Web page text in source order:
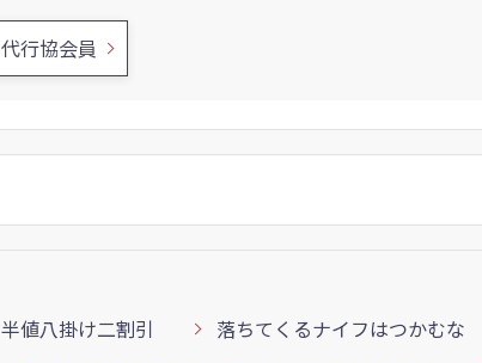
代行協会員
半値八掛け二割引
落ちてくるナイフはつかむな